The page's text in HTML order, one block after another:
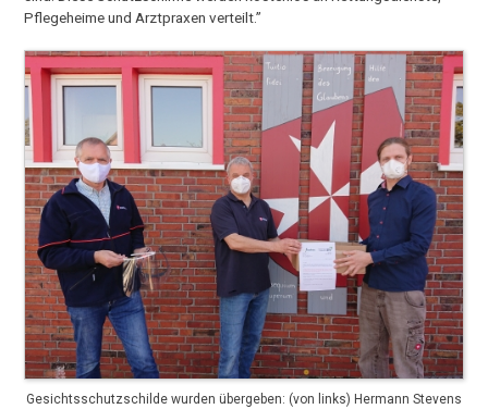
Pflegeheime und Arztpraxen verteilt.”
Gesichtsschutzschilde wurden übergeben: (von links) Hermann Stevens